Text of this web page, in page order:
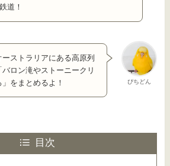
道！
ぴちどん
ーストラリアにある高原列
ロン滝やストーニークリ
をまとめるよ！
目次